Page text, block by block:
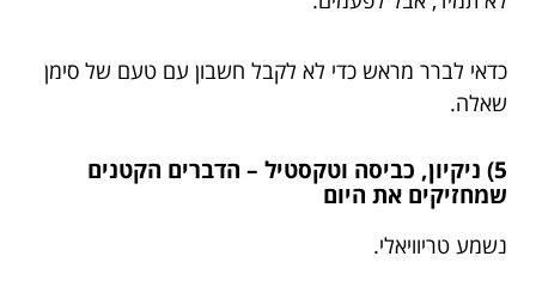
כדאי לברר מראש כדי לא לקבל חשבון עם טעם של סימן
שאלה.
5) ניקיון, כביסה וטקסטיל – הדברים הקטנים
שמחזיקים את היום
נשמע טריוויאלי.